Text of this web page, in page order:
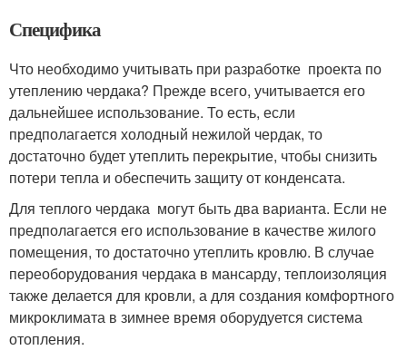
Специфика
Что необходимо учитывать при разработке проекта по
утеплению чердака? Прежде всего, учитывается его
дальнейшее использование. То есть, если
предполагается холодный нежилой чердак, то
достаточно будет утеплить перекрытие, чтобы снизить
потери тепла и обеспечить защиту от конденсата.
Для теплого чердака могут быть два варианта. Если не
предполагается его использование в качестве жилого
помещения, то достаточно утеплить кровлю. В случае
переоборудования чердака в мансарду, теплоизоляция
также делается для кровли, а для создания комфортного
микроклимата в зимнее время оборудуется система
отопления.